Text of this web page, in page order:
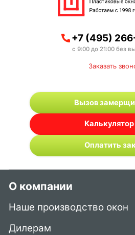
+7 (495)
с 9:00 до 21:00 без
Заказать
Вызов
Калькулятор
Оплатить
О компании
Наше производство окон
Дилерам